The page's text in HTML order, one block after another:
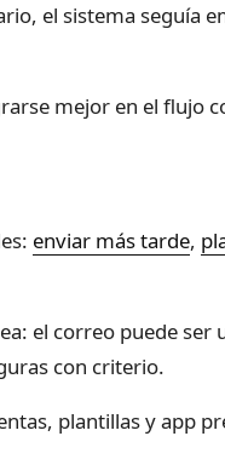
el sistema seguía
mejor en el flujo
enviar más tarde,
el correo puede
con criterio.
plantillas y app